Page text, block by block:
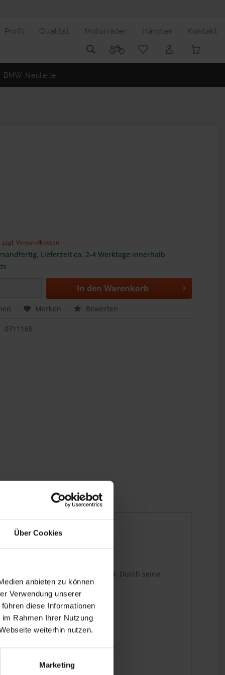
Über Cookies
anbieten zu können
Verwendung unserer
diese Informationen
Rahmen Ihrer Nutzung
weiterhin nutzen.
Marketing
Profil Qualität Motorräder Händler Kontakt
BMW Neuteile
zzgl. Versandkosten
Lieferzeit ca. 2-4 Werktage innerhalb
In den Warenkorb
Merken Bewerten
0711165
Mitnehmer und dem Hinterrad. Durch seine
Fahrbedingungen.